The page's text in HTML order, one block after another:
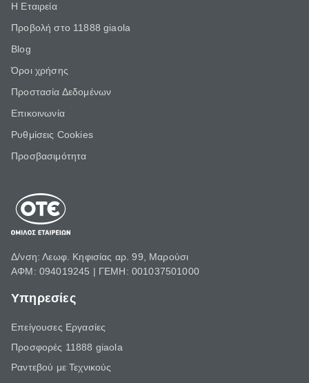
Η Εταιρεία
Προβολή στο 11888 giaola
Blog
Όροι χρήσης
Προστασία Δεδομένων
Επικοινωνία
Ρυθμίσεις Cookies
Προσβασιμότητα
Δ/νση: Λεωφ. Κηφισίας αρ. 99, Μαρούσι
ΑΦΜ: 094019245 | ΓΕΜΗ: 001037501000
Υπηρεσίες
Επείγουσες Εργασίες
Προσφορές 11888 giaola
Ραντεβού με Τεχνικούς